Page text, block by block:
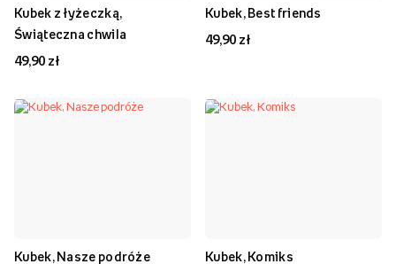
Kubek z łyżeczką,
Świąteczna chwila
49,90 zł
Kubek, Best friends
49,90 zł
Kubek, Nasze podróże Kubek, Komiks